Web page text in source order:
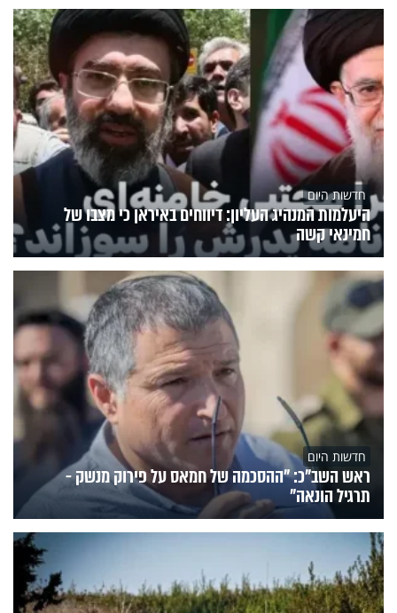
חדשות היום
היעלמות המנהיג העליון: דיווחים באיראן כי מצבו של
חמינאי קשה
חדשות היום
ראש השב"כ: "ההסכמה של חמאס על פירוק מנשק -
תרגיל הונאה"